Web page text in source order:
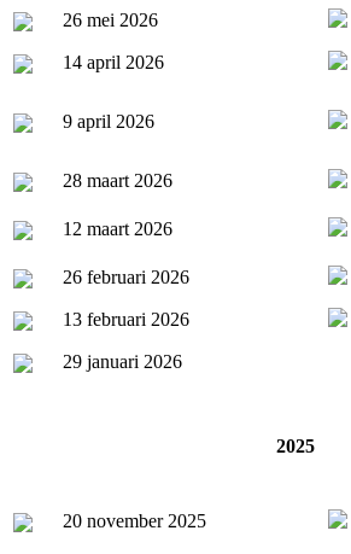
26 mei 2026
14 april 2026
9 april 2026
28 maart 2026
12 maart 2026
26 februari 2026
13 februari 2026
29 januari 2026
2025
20 november 2025